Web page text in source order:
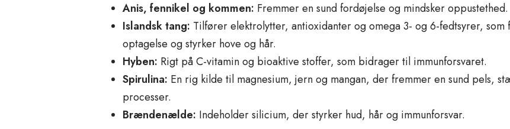
Anis, fennikel og kommen: Fremmer en sund fordøjelse og mindsker oppustethed.
Islandsk tang: Tilfører elektrolytter, antioxidanter og omega 3- og 6-fedtsyrer,
optagelse og styrker hove og hår.
Hyben: Rigt på C-vitamin og bioaktive stoffer, som bidrager til immunforsvaret.
Spirulina: En rig kilde til magnesium, jern og mangan, der fremmer en sund pels,
processer.
Brændenælde: Indeholder silicium, der styrker hud, hår og immunforsvar.